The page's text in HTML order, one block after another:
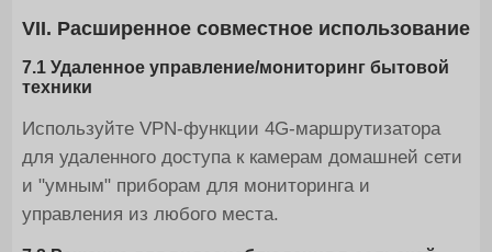
VII. Расширенное совместное использование
7.1 Удаленное управление/мониторинг бытовой
техники
Используйте VPN-функции 4G-маршрутизатора
для удаленного доступа к камерам домашней сети
и "умным" приборам для мониторинга и
управления из любого места.